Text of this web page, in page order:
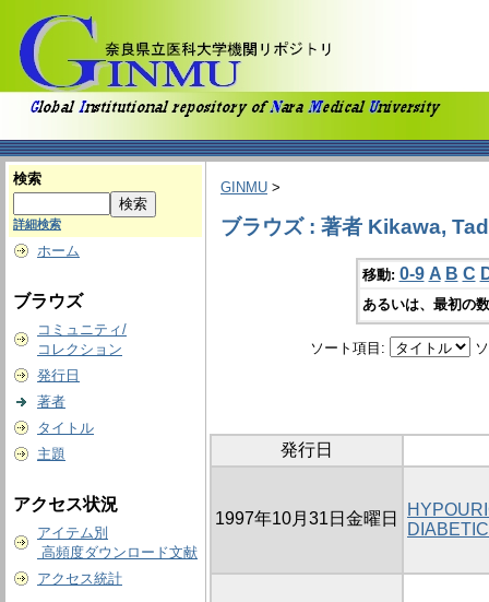
検索
詳細検索
ホーム
ブラウズ
コミュニティ/
コレクション
発行日
著者
タイトル
主題
アクセス状況
アイテム別
高頻度ダウンロード文献
アクセス統計
GINMU >
ブラウズ : 著者 Kikawa,
移動: 0-9 A B C
あるいは、最初の
ソート項目:
発行日
1997年10月31日金曜日